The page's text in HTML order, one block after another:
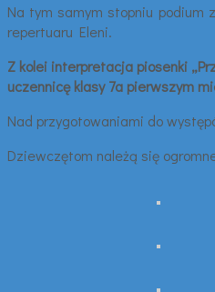
Na tym samym stopniu podium
repertuaru Eleni.
Z kolei interpretacja piosenki
uczennicę klasy 7a pierwszym
Nad przygotowaniami do
Dziewczętom należą się